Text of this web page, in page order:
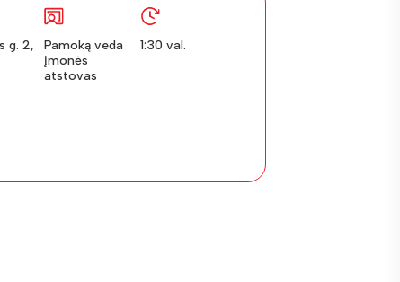
g. 2,
Pamoką veda
Įmonės
atstovas
1:30 val.